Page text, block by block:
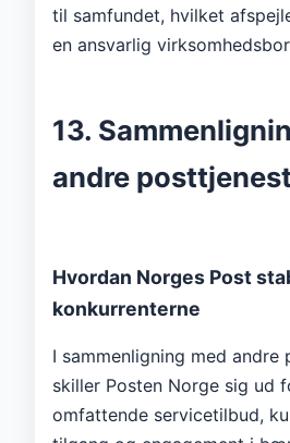
til samfundet, hvilket
en ansvarlig
13.
andre
Hvordan Norges Post
konkurrenterne
I sammenligning med andre
skiller Posten Norge sig ud
omfattende servicetilbud,